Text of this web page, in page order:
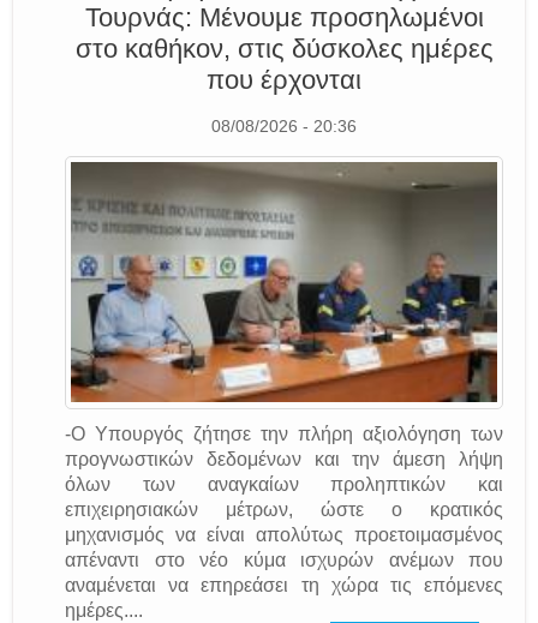
Τουρνάς: Μένουμε προσηλωμένοι
στο καθήκον, στις δύσκολες ημέρες
που έρχονται
08/08/2026 - 20:36
-Ο Υπουργός ζήτησε την πλήρη αξιολόγηση των
προγνωστικών δεδομένων και την άμεση λήψη
όλων των αναγκαίων προληπτικών και
επιχειρησιακών μέτρων, ώστε ο κρατικός
μηχανισμός να είναι απολύτως προετοιμασμένος
απέναντι στο νέο κύμα ισχυρών ανέμων που
αναμένεται να επηρεάσει τη χώρα τις επόμενες
ημέρες....